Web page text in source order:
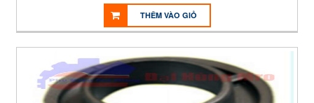
THÊM VÀO GIỎ